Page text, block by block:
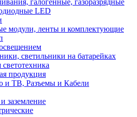
галогенные, газоразрядные
LED
модули, ленты и комплектующие
светильники на батарейках
продукция
и ТВ, Разъемы и Кабели
заземление